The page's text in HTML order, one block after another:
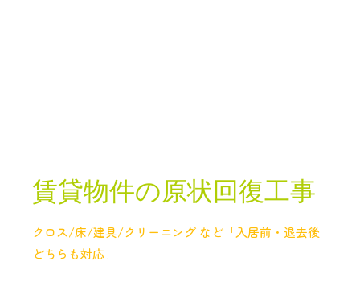
賃貸物件の原状回復工事
クロス/床/建具/クリーニング など「入居前・退去後
どちらも対応」